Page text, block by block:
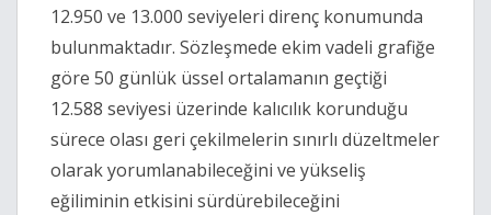
12.950 ve 13.000 seviyeleri direnç konumunda
bulunmaktadır. Sözleşmede ekim vadeli grafiğe
göre 50 günlük üssel ortalamanın geçtiği
12.588 seviyesi üzerinde kalıcılık korunduğu
sürece olası geri çekilmelerin sınırlı düzeltmeler
olarak yorumlanabileceğini ve yükseliş
eğiliminin etkisini sürdürebileceğini